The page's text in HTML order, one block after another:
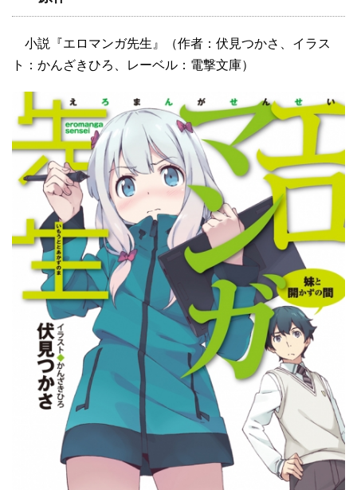
小説『エロマンガ先生』（作者：伏見つかさ、イラス
ト：かんざきひろ、レーベル：電撃文庫）